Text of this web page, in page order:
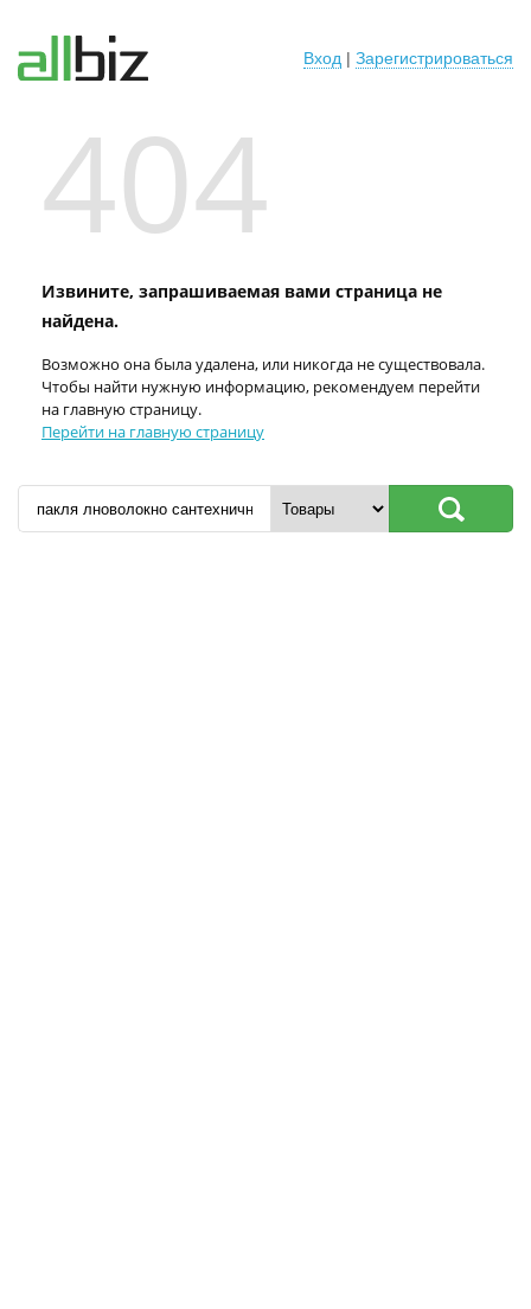
Вход | Зарегистрироваться
404
Извините, запрашиваемая вами страница не
найдена.
Возможно она была удалена, или никогда не существовала.
Чтобы найти нужную информацию, рекомендуем перейти
на главную страницу.
Перейти на главную страницу